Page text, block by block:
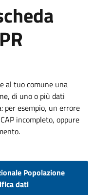
al tuo comune una
di uno o più dati
per esempio, un errore
incompleto, oppure
Popolazione
dati